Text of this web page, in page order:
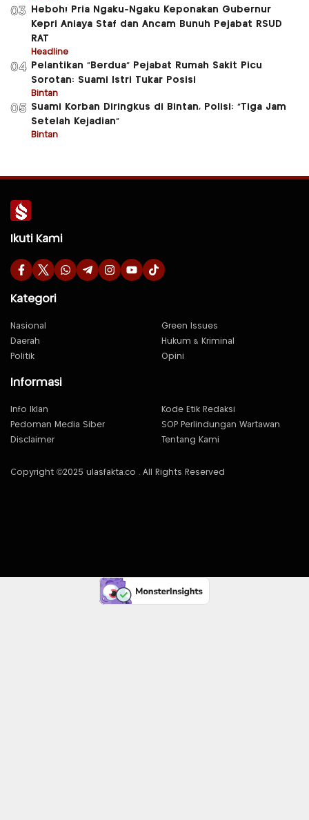
03
Heboh! Pria Ngaku-Ngaku Keponakan Gubernur
Kepri Aniaya Staf dan Ancam Bunuh Pejabat RSUD
RAT
Headline
04
Pelantikan “Berdua” Pejabat Rumah Sakit Picu
Sorotan: Suami Istri Tukar Posisi
Bintan
05 Suami Korban Diringkus di Bintan, Polisi: “Tiga Jam
Setelah Kejadian”
Bintan
Ikuti Kami
Kategori
Nasional
Green Issues
Daerah
Hukum & Kriminal
Politik
Opini
Informasi
Info Iklan
Kode Etik Redaksi
Pedoman Media Siber
SOP Perlindungan Wartawan
Disclaimer
Tentang Kami
Copyright ©2025 ulasfakta.co . All Rights Reserved